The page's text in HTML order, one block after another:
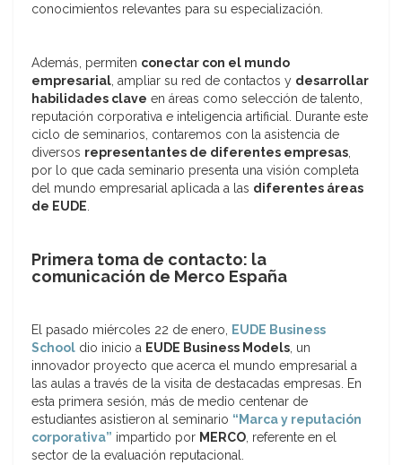
conocimientos relevantes para su especialización.
Además, permiten conectar con el mundo
empresarial, ampliar su red de contactos y desarrollar
habilidades clave en áreas como selección de talento,
reputación corporativa e inteligencia artificial. Durante este
ciclo de seminarios, contaremos con la asistencia de
diversos representantes de diferentes empresas,
por lo que cada seminario presenta una visión completa
del mundo empresarial aplicada a las diferentes áreas
de EUDE.
Primera toma de contacto: la
comunicación de Merco España
El pasado miércoles 22 de enero, EUDE Business
School dio inicio a EUDE Business Models, un
innovador proyecto que acerca el mundo empresarial a
las aulas a través de la visita de destacadas empresas. En
esta primera sesión, más de medio centenar de
estudiantes asistieron al seminario “Marca y reputación
corporativa” impartido por MERCO, referente en el
sector de la evaluación reputacional.